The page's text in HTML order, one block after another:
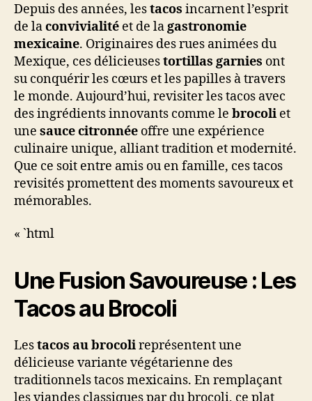
Depuis des années, lestacos incarnent l’esprit
de laconvivialité et de la gastronomie
mexicaine. Originaires des rues animées du
Mexique, ces délicieusestortillas garnies ont
su conquérir les cœurs et les papilles à travers
le monde. Aujourd’hui, revisiter les tacos avec
des ingrédients innovants comme le brocoli et
une sauce citronnée offre une expérience
culinaire unique, alliant tradition et modernité.
Que ce soit entre amis ou en famille, ces tacos
revisités promettent des moments savoureux et
mémorables.
« `html
Une Fusion Savoureuse : Les
Tacos au Brocoli
Lestacos au brocolireprésentent une
délicieuse variante végétarienne des
traditionnels tacos mexicains. En remplaçant